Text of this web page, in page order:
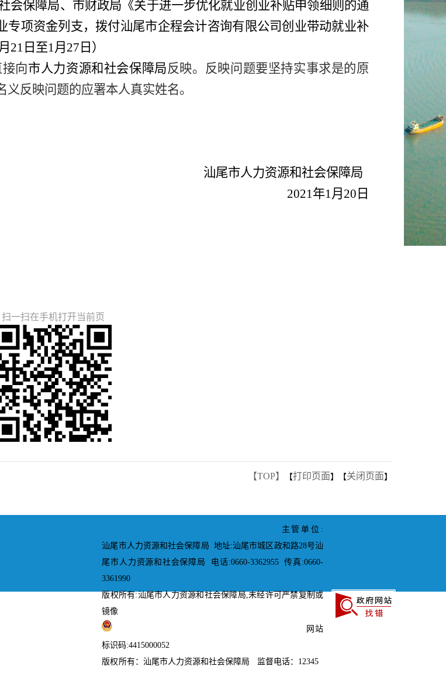
会保障局、市财政局《关于进一步优化就业创业补贴申领细则 的通
专项资金列支，拨付汕尾市企程会计咨询有限公司创业带动就业补
月 21 日至1月 27 日）
向市人力资源和社会保障局反映。反映问题要坚持实事求是的原
反映问题的应署本人真实姓名。
汕尾市人力资源和社会保障局
2021年1月 20 日
扫一扫在手机打开当前页
【TOP】 【打印页面】【关闭页面】
主管单位:
汕尾市人力资源和社会保障局 地址:汕尾市城区政和路28号汕
尾市人力资源和社会保障局 电话:0660-3362955 传真:0660-
3361990
版权所有:汕尾市人力资源和社会保障局,未经许可严禁复制或
镜像
网站
标识码:4415000052
版权所有：汕尾市人力资源和社会保障局 监督电话：12345